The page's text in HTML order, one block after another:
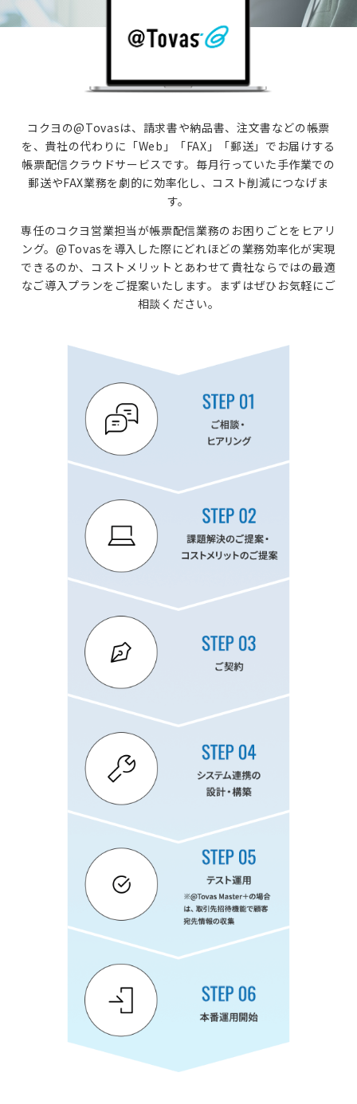
コクヨの@Tovasは、請求書や納品書、注文書などの帳票
を、 貴社の代わりに「Web」「FAX」「郵送」でお届けする
帳票配信クラウドサービスです。 毎月行っていた手作業での
郵送やFAX業務を劇的に効率化し、コスト削減につなげま
す。
専任のコクヨ営業担当が帳票配信業務のお困りごとをヒアリ
ング。@Tovasを導入した際にどれほどの業務効率化が実現
できるのか、 コストメリットとあわせて貴社ならではの最適
なご導入プランをご提案いたします。 まずはぜひお気軽にご
相談ください。